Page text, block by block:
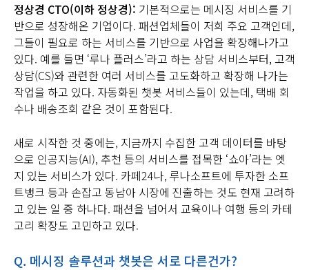
정상경 CTO(이하 정상경): 기본적으로는 메시징 서비스를 기
반으로 성장해온 기업이다. 패션업체들이 저희 주요 고객인데,
그들이 필요로 하는 서비스를 기반으로 사업을 확장해나가고
있다. 예를 들면 ‘루나 플러스’라고 하는 상담 서비스부터, 고객
상담(CS)와 관련한 여러 서비스를 고도화하고 확장해 나가는
작업을 하고 있다. 자동화된 챗봇 서비스들이 있는데, 택배 회
수나 배송조회 같은 것이 포함된다.
새로 시작한 것 중에는, 지금까지 수집한 고객 데이터를 바탕
으로 인공지능(AI), 추천 등의 서비스를 접목한 ‘쇼아’라는 엣
지 있는 서비스가 있다. 카페24나, 루나소프트에 투자한 소프
트뱅크 등과 손잡고 동남아 시장에 진출하는 것도 현재 고려하
고 있는 일 중 하나다. 패션을 넘어서 교육이나 여행 등의 카테
고리 확장도 고민하고 있다.
Q. 메시징 솔루션과 챗봇은 서로 다른건가?